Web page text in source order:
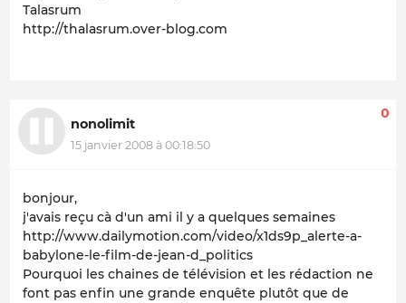
Talasrum
http://thalasrum.over-blog.com
nonolimit
15 janvier 2008 à 00:18:50
0
bonjour,
j'avais reçu cà d'un ami il y a quelques semaines
http://www.dailymotion.com/video/x1ds9p_alerte-a-
babylone-le-film-de-jean-d_politics
Pourquoi les chaines de télévision et les rédaction ne
font pas enfin une grande enquête plutôt que de